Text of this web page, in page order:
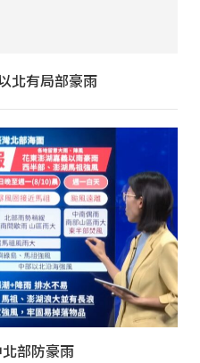
北有局部豪雨
部防豪雨